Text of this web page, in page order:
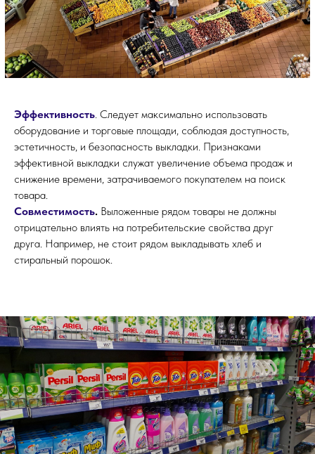
Эффективность. Следует максимально использовать
оборудование и торговые площади, соблюдая доступность,
эстетичность, и безопасность выкладки. Признаками
эффективной выкладки служат увеличение объема продаж и
снижение времени, затрачиваемого покупателем на поиск
товара.
Совместимость. Выложенные рядом товары не должны
отрицательно влиять на потребительские свойства друг
друга. Например, не стоит рядом выкладывать хлеб и
стиральный порошок.